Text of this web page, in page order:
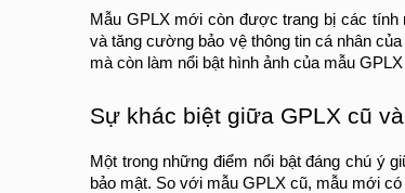
Mẫu GPLX mới còn được trang bị các tính
và tăng cường bảo vệ thông tin cá nhân
mà còn làm nổi bật hình ảnh của mẫu
Sự khác biệt giữa GPLX cũ
Một trong những điểm nổi bật đáng chú ý
bảo mật. So với mẫu GPLX cũ, mẫu mới